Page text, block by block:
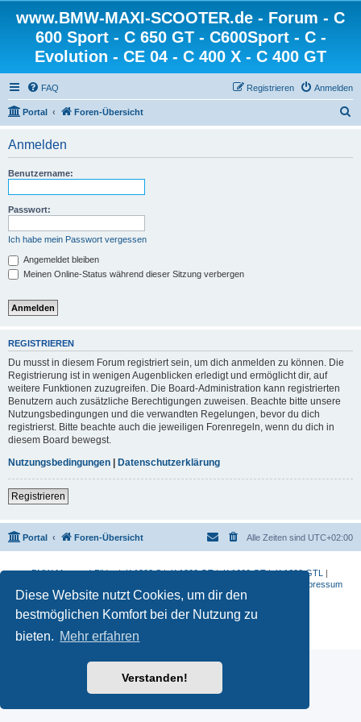
Diese Website nutzt Cookies, um dir den
bestmöglichen Komfort bei der Nutzung zu
bieten. Mehr erfahren
Verstanden!
www.BMW-MAXI-SCOOTER.de - Forum - C
600 Sport - C 650 GT - C600Sport - C -
Evolution - CE 04 - C 400 X - C 400 GT
FAQ Anmelden
Registrieren
Portal Foren-Übersicht
Anmelden
Benutzername:
Passwort:
Ich habe mein Passwort vergessen
Angemeldet bleiben
Meinen Online-Status während dieser Sitzung verbergen
REGISTRIEREN
Du musst in diesem Forum registriert sein, um dich anmelden zu können. Die
Registrierung ist in wenigen Augenblicken erledigt und ermöglicht dir, auf
weitere Funktionen zuzugreifen. Die Board-Administration kann registrierten
Benutzern auch zusätzliche Berechtigungen zuweisen. Beachte bitte unsere
Nutzungsbedingungen und die verwandten Regelungen, bevor du dich
registrierst. Bitte beachte auch die jeweiligen Forenregeln, wenn du dich in
diesem Board bewegst.
Nutzungsbedingungen | Datenschutzerklärung
Registrieren
Portal Foren-Übersicht Alle Zeiten sind UTC+02:00
BMW-Motorrad-Bilder|K 1200 S|K 1300 GT|K 1600 GT|K 1600 GTL
|
Impressum
Deutsche Übersetzung durchphpBB.de
Datenschutz